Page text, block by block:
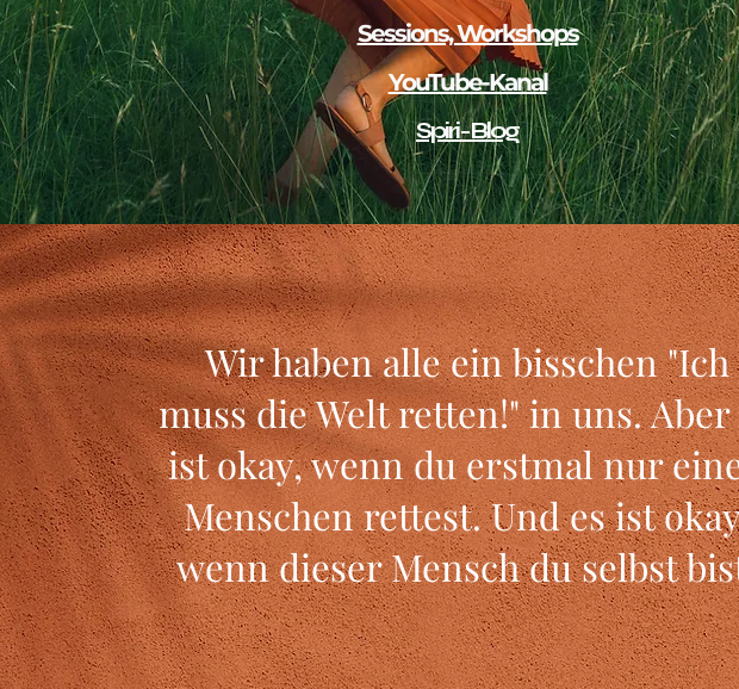
Sessions, Workshops
YouTube-Kanal
Spiri-Blog
Wir haben alle ein bisschen "Ich
muss die Welt retten!" in uns. Aber
ist okay, wenn du erstmal nur
Menschen rettest. Und es ist
wenn dieser Mensch du selbst